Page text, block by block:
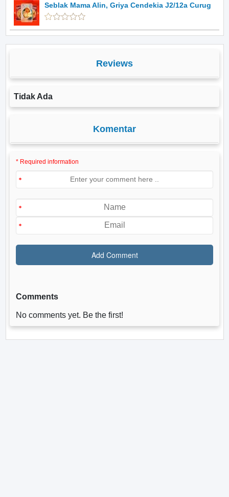
Seblak Mama Alin, Griya Cendekia J2/12a Curug
Reviews
Tidak Ada
Komentar
* Required information
Comments
No comments yet. Be the first!